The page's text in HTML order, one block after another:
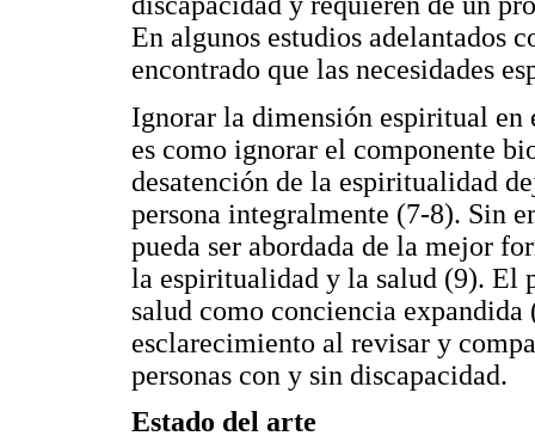
En algunos estudios adelantados
encontrado que las necesidades
Ignorar la dimensión espiritual en
es como ignorar el componente
desatención de la espiritualidad
persona integralmente (7-8). Sin
pueda ser abordada de la mejor
la espiritualidad y la salud (9). El
salud como conciencia expandida
esclarecimiento al revisar y
personas con y sin discapacidad.
Estado del arte